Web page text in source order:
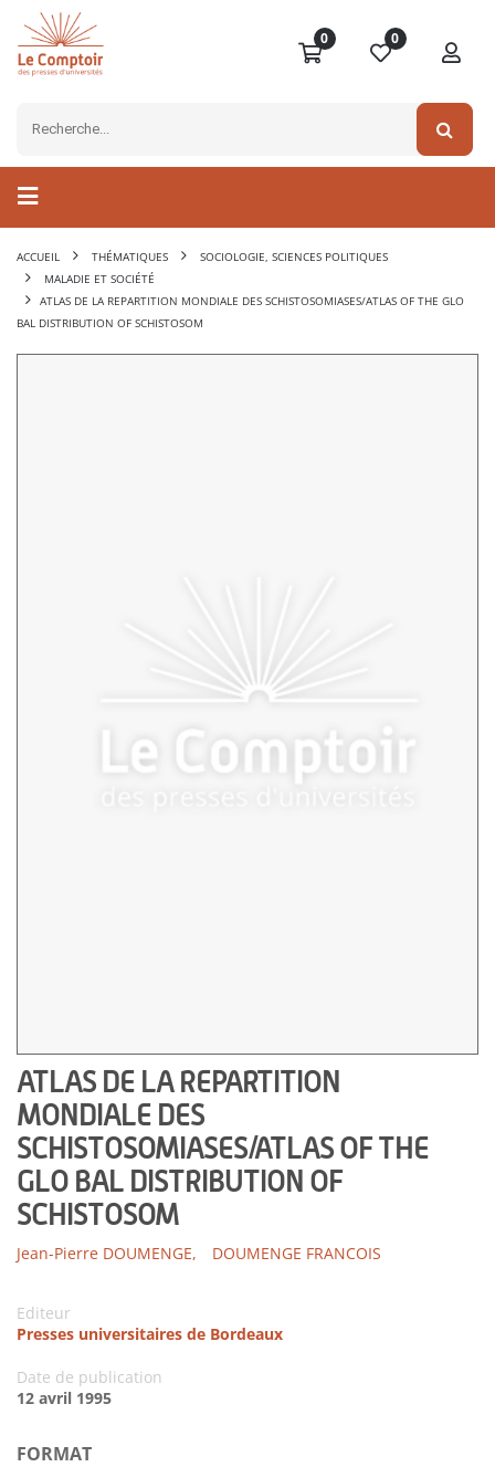
0 0
ACCUEIL THÉMATIQUES
SOCIOLOGIE, SCIENCES POLITIQUES
MALADIE ET SOCIÉTÉ
ATLAS DE LA REPARTITION MONDIALE DES SCHISTOSOMIASES/ATLAS OF THE GLO
BAL DISTRIBUTION OF SCHISTOSOM
ATLAS DE LA REPARTITION
MONDIALE DES
SCHISTOSOMIASES/ATLAS OF THE
GLO BAL DISTRIBUTION OF
SCHISTOSOM
Jean-Pierre DOUMENGE, DOUMENGE FRANCOIS
Editeur
Presses universitaires de Bordeaux
Date de publication
12 avril 1995
FORMAT